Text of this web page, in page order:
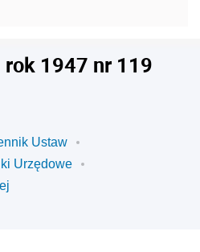
1947 nr 119
Ustaw
Urzędowe